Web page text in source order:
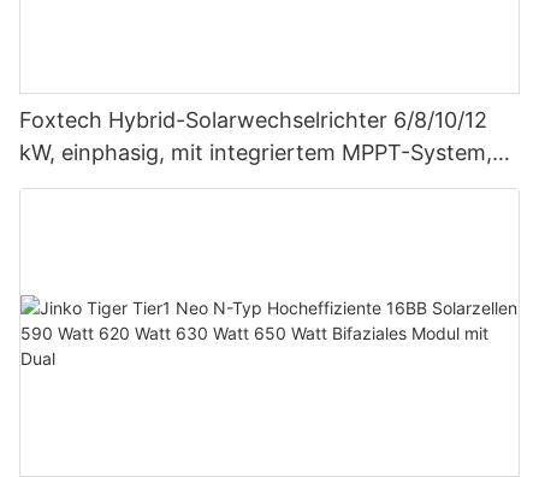
Foxtech Hybrid-Solarwechselrichter 6/8/10/12
kW, einphasig, mit integriertem MPPT-System,
unterstützt Parallelschaltung von bis zu 9